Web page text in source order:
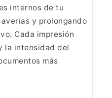
internos de tu
y prolongando
Cada impresión
la intensidad del
más